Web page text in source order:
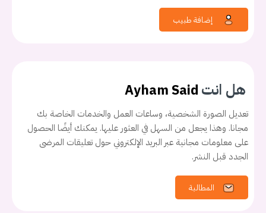
يجب عليك تسجيل الدخول حتى يمكنك طرح سؤال.
هل انت Ayham Said
تعديل الصورة الشخصية، وساعات العمل والخدمات الخاصة بك
مجانا. وهذا يجعل من السهل في العثور عليها. يمكنك أيضًا الحصول
على معلومات مجانية عبر البريد الإلكتروني حول تعليقات المرضى
الجدد قبل النشر.
المطالبة